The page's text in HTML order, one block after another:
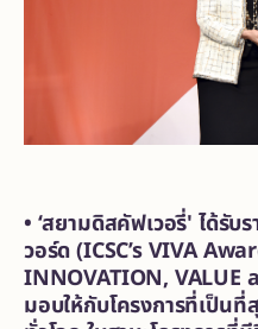
• ‘สยามดิสคัฟเวอรี่' ได้รับ
วอร์ด (ICSC’s VIVA
INNOVATION, VALUE
มอบให้กับโครงการที่เป็น